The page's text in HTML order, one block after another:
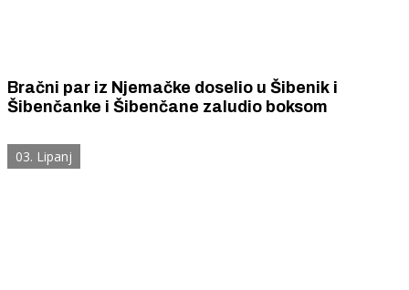
Bračni par iz Njemačke doselio u Šibenik i
Šibenčanke i Šibenčane zaludio boksom
03. Lipanj